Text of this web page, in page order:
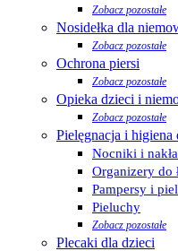
Zobacz pozostałe
Nosidełka dla
Zobacz pozostałe
Ochrona piersi
Zobacz pozostałe
Opieka dzieci i
Zobacz pozostałe
Pielęgnacja i higiena
Nocniki i
Organizery do
Pampersy i
Pieluchy
Zobacz pozostałe
Plecaki dla dzieci